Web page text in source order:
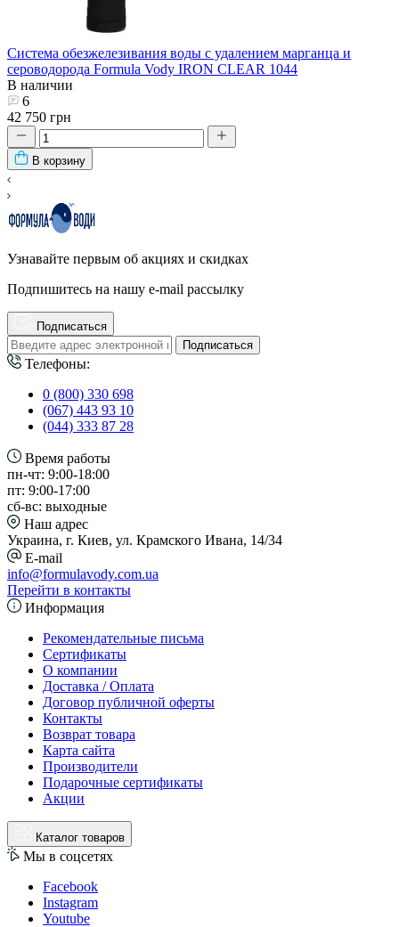
Система обезжелезивания воды с удалением марганца и
сероводорода Formula Vody IRON CLEAR 1044
В наличии
6
42 750 грн
В корзину
Узнавайте первым об акциях и скидках
Подпишитесь на нашу e-mail рассылку
Подписаться
Подписаться
Телефоны:
0 (800) 330 698
(067) 443 93 10
(044) 333 87 28
Время работы
пн-чт: 9:00-18:00
пт: 9:00-17:00
сб-вс: выходные
Наш адрес
Украина, г. Киев, ул. Крамского Ивана, 14/34
E-mail
info@formulavody.com.ua
Перейти в контакты
Информация
Рекомендательные письма
Сертификаты
О компании
Доставка / Оплата
Договор публичной оферты
Контакты
Возврат товара
Карта сайта
Производители
Подарочные сертификаты
Акции
Каталог товаров
Мы в соцсетях
Facebook
Instagram
Youtube